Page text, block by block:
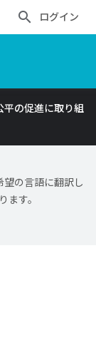
ログイン
の促進に取り組
望の言語に翻訳し
ます。